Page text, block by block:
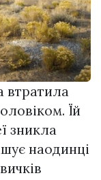
втратила
Їй
зникла
наодинці